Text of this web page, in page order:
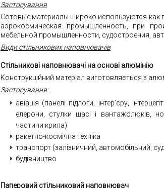
Застосування
Сотовые материалы широко используются как
аэрокосмическая промышленность, при
мебельной промышленности, судостроения,
Види стільникових наповнювачів
Стільникові наповнювачі на основі алюмінію
Конструкційний матеріал виготовляється з
Застосування:
авіація (панелі підлоги, інтер’єру,
елерони, стулки шасі і вантажолюків,
частини крила)
ракетно-космічна техніка
транспорт (залізничний, автомобільний,
будівництво
Паперовий стільниковий наповнювач